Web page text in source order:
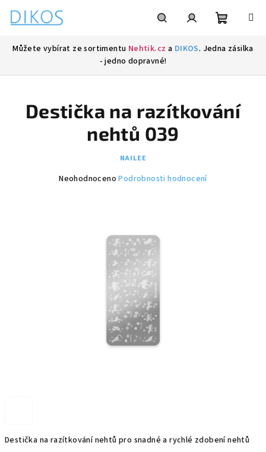
obsah
Můžete vybírat ze sortimentu Nehtik.cz a DIKOS. Jedna zásilka
- jedno dopravné!
Destička na razítkování nehtů pro snadné a rychlé zdobení nehtů
Destička na razítkování
nehtů 039
NAILEE
Průměrné
Neohodnoceno Podrobnosti hodnocení